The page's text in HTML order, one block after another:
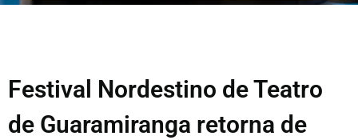
Festival Nordestino de Teatro
de Guaramiranga retorna de